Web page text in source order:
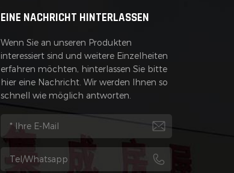
EINE NACHRICHT HINTERLASSEN
Wenn Sie an unseren Produkten
interessiert sind und weitere Einzelheiten
erfahren möchten, hinterlassen Sie bitte
hier eine Nachricht. Wir werden Ihnen so
schnell wie möglich antworten.